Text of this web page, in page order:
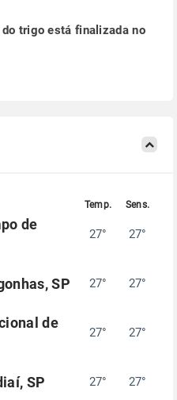
trigo está finalizada no
de
27° 27°
SP 27° 27°
de
27° 27°
SP 27° 27°